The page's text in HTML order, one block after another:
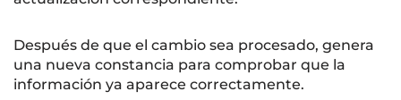
Después de que el cambio sea procesado, genera
una nueva constancia para comprobar que la
información ya aparece correctamente.